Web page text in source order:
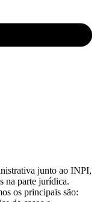
junto ao INPI,
na parte jurídica.
os principais são: